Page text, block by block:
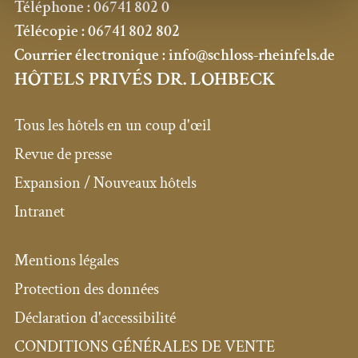
Téléphone :06741 802 0
Télécopie :06741 802 802
Courrier électronique :info@schloss-rheinfels.de
HÔTELS PRIVÉS DR. LOHBECK
Tous les hôtels en un coup d'œil
Revue de presse
Expansion / Nouveaux hôtels
Intranet
Mentions légales
Protection des données
Déclaration d'accessibilité
CONDITIONS GÉNÉRALES DE VENTE